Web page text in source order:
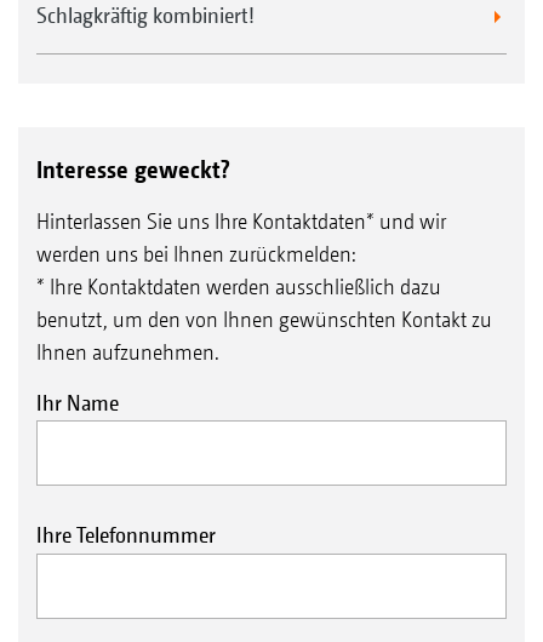
Schlagkräftig kombiniert!
Interesse geweckt?
Hinterlassen Sie uns Ihre Kontaktdaten* und wir
werden uns bei Ihnen zurückmelden:
* Ihre Kontaktdaten werden ausschließlich dazu
benutzt, um den von Ihnen gewünschten Kontakt zu
Ihnen aufzunehmen.
Ihr Name
Ihre Telefonnummer